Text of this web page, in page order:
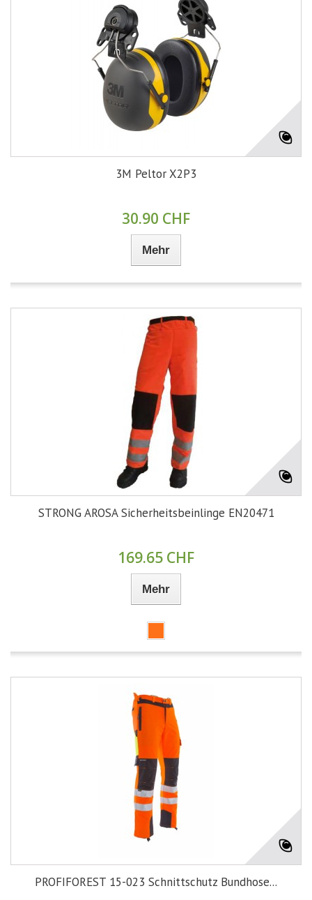
3M Peltor X2P3
30.90 CHF
Mehr
STRONG AROSA Sicherheitsbeinlinge EN20471
169.65 CHF
Mehr
PROFIFOREST 15-023 Schnittschutz Bundhose...